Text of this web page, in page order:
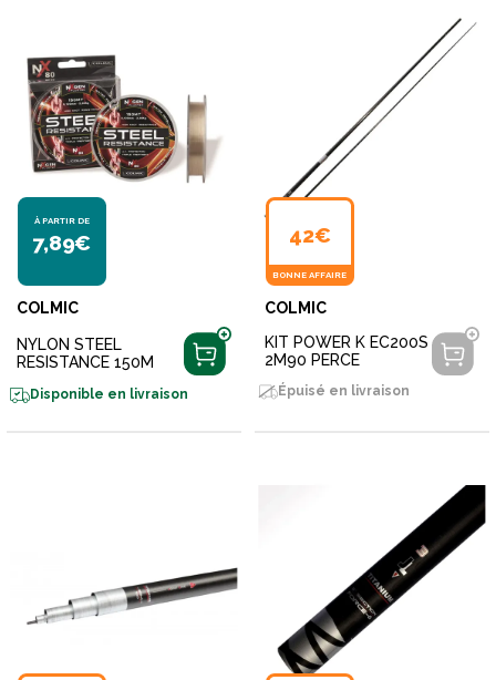
À PARTIR DE
7,89€
COLMIC
NYLON STEEL
RESISTANCE 150M
Disponible en livraison
42€
BONNE AFFAIRE
COLMIC
KIT POWER K EC200S
2M90 PERCE
Épuisé en livraison